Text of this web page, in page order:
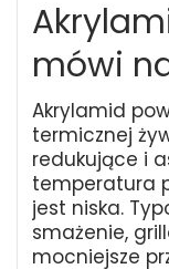
mówi
Akrylamid
termicznej
redukujące i
temperatura
jest niska.
smażenie,
mocniejsze